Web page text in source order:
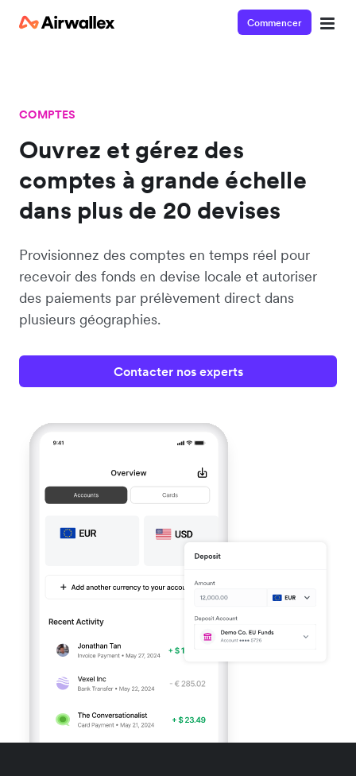
Commencer
COMPTES
Ouvrez et gérez des
comptes à grande échelle
dans plus de 20 devises
Provisionnez des comptes en temps réel pour
recevoir des fonds en devise locale et autoriser
des paiements par prélèvement direct dans
plusieurs géographies.
Contacter nos experts